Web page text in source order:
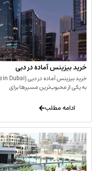
آماده در دبی
مسیرها برای